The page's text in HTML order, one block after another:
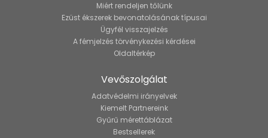
Miért rendeljen tőlünk
Ezüst ékszerek bevonatolásának típusai
Ügyfél visszajelzés
A fémjelzés törvénykezési kérdései
Oldaltérkép
Vevőszolgálat
Adatvédelmi irányelvek
Kiemelt Partnereink
Gyűrű mérettáblázat
Bestsellerek